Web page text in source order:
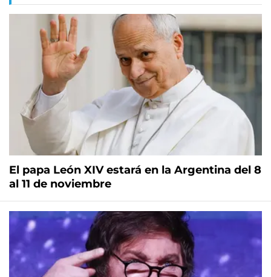
El papa León XIV estará en la Argentina del 8
al 11 de noviembre